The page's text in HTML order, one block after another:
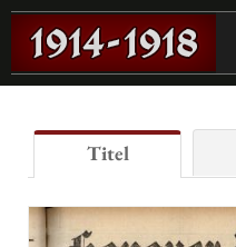
Titel